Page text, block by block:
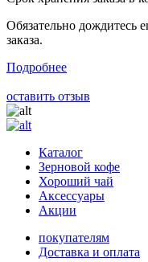
Обязательно дождитесь
заказа.
Подробнее
оставить отзыв
Каталог
Зерновой кофе
Хороший чай
Аксессуары
Акции
покупателям
Доставка и оплата